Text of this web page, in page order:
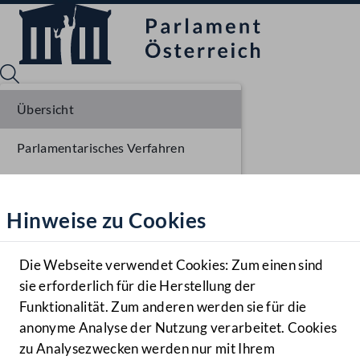
Hilfe
Benutzer
Navigationsmenü öffnen
MENÜ
Hinweise zu Cookies
Die Webseite verwendet Cookies: Zum einen sind
sie erforderlich für die Herstellung der
Funktionalität. Zum anderen werden sie für die
anonyme Analyse der Nutzung verarbeitet. Cookies
zu Analysezwecken werden nur mit Ihrem
Übersicht
Parlamentarisches Verfahren